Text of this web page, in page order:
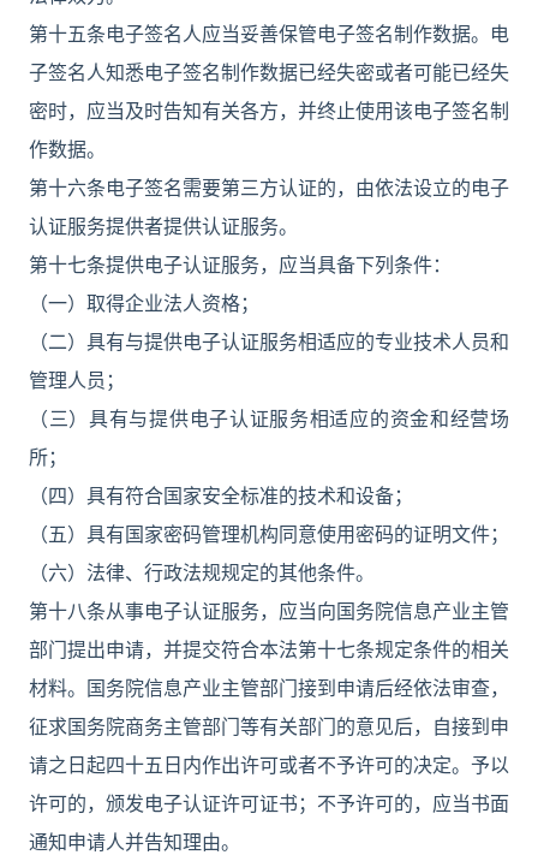
第十五条电子签名人应当妥善保管电子签名制作数据。电
子签名人知悉电子签名制作数据已经失密或者可能已经失
密时，应当及时告知有关各方，并终止使用该电子签名制
作数据。
第十六条电子签名需要第三方认证的，由依法设立的电子
认证服务提供者提供认证服务。
第十七条提供电子认证服务，应当具备下列条件：
（一）取得企业法人资格；
（二）具有与提供电子认证服务相适应的专业技术人员和
管理人员；
（三）具有与提供电子认证服务相适应的资金和经营场
所；
（四）具有符合国家安全标准的技术和设备；
（五）具有国家密码管理机构同意使用密码的证明文件；
（六）法律、行政法规规定的其他条件。
第十八条从事电子认证服务，应当向国务院信息产业主管
部门提出申请，并提交符合本法第十七条规定条件的相关
材料。国务院信息产业主管部门接到申请后经依法审查，
征求国务院商务主管部门等有关部门的意见后，自接到申
请之日起四十五日内作出许可或者不予许可的决定。予以
许可的，颁发电子认证许可证书；不予许可的，应当书面
通知申请人并告知理由。